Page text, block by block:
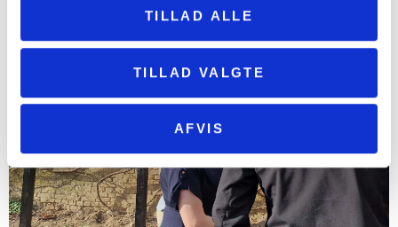
TILLAD ALLE
TILLAD VALGTE
AFVIS